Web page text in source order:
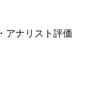
・アナリスト評価